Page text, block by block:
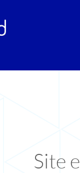
Site